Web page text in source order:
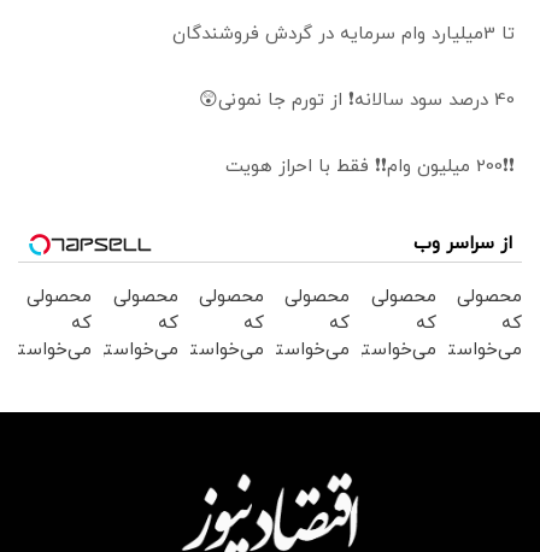
تا 3میلیارد وام سرمایه در گردش فروشندگان
40 درصد سود سالانه❗ از تورم جا نمونی😲
❗❗200 میلیون وام❗❗ فقط با احراز هویت
از سراسر وب
محصولی
که
می‌خواستی
محصولی
که
می‌خواستی
محصولی
که
می‌خواستی
بخر !
محصولی
که
می‌خواستی
بخر !
محصولی
که
می‌خواستی
محصولی
که
می‌خواستی